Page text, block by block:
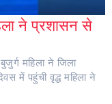
ने प्रशासन से
महिला ने जिला
में पहुंची वृद्ध महिला ने